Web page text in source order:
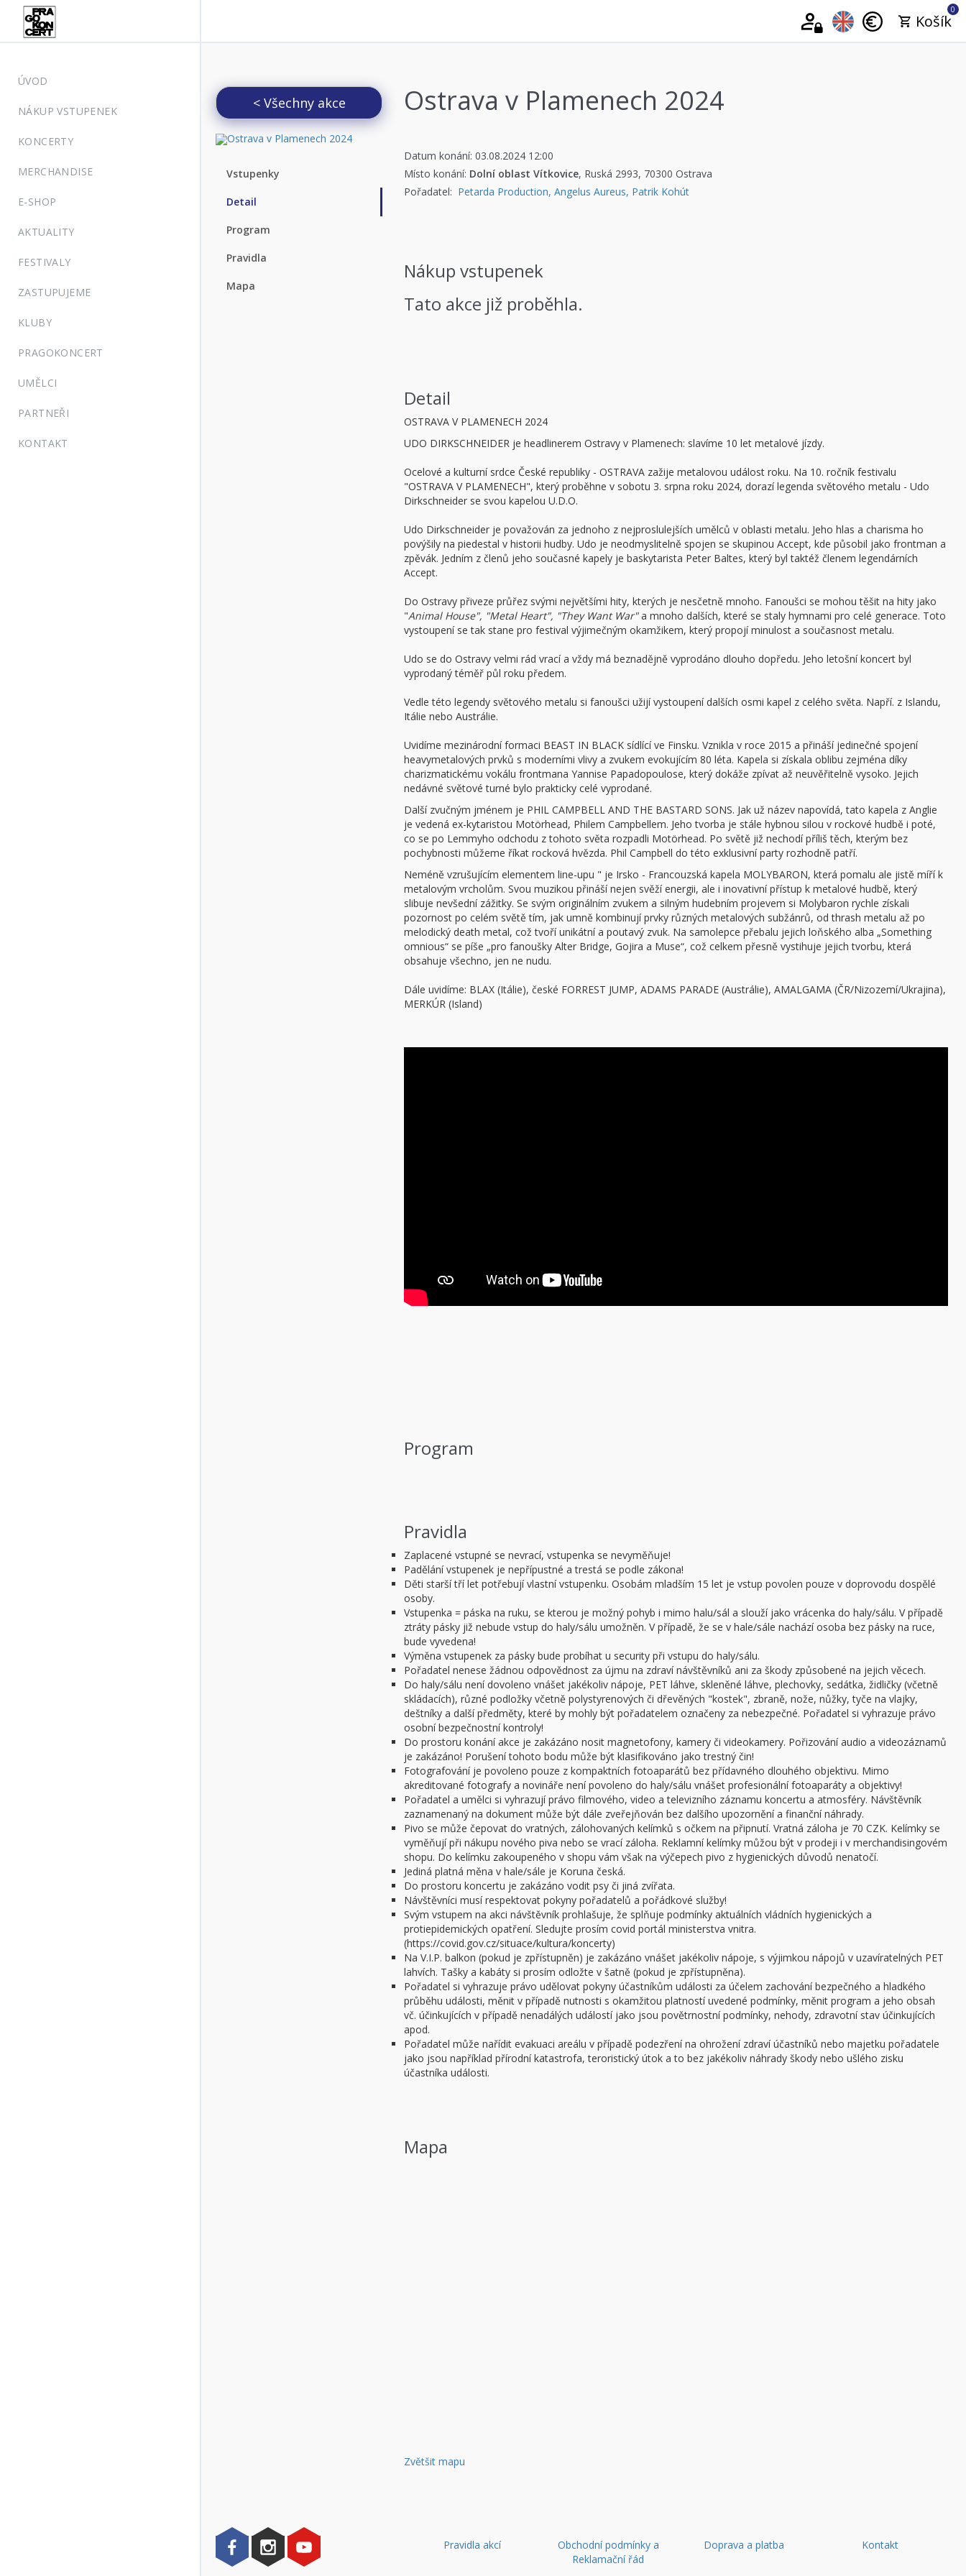
0
Košík
ÚVOD
NÁKUP VSTUPENEK
KONCERTY
MERCHANDISE
E-SHOP
AKTUALITY
FESTIVALY
ZASTUPUJEME
KLUBY
PRAGOKONCERT
UMĚLCI
PARTNEŘI
KONTAKT
< Všechny akce
Vstupenky
Detail
Program
Pravidla
Mapa
Ostrava v Plamenech 2024
Datum konání: 03.08.2024 12:00
Místo konání: Dolní oblast Vítkovice, Ruská 2993, 70300 Ostrava
Pořadatel: Petarda Production, Angelus Aureus, Patrik Kohút
Nákup vstupenek
Tato akce již proběhla.
Detail
OSTRAVA V PLAMENECH 2024
UDO DIRKSCHNEIDER je headlinerem Ostravy v Plamenech: slavíme 10 let metalové jízdy.
Ocelové a kulturní srdce České republiky - OSTRAVA zažije metalovou událost roku. Na 10. ročník festivalu
"OSTRAVA V PLAMENECH", který proběhne v sobotu 3. srpna roku 2024, dorazí legenda světového metalu - Udo
Dirkschneider se svou kapelou U.D.O.
Udo Dirkschneider je považován za jednoho z nejproslulejších umělců v oblasti metalu. Jeho hlas a charisma ho
povýšily na piedestal v historii hudby. Udo je neodmyslitelně spojen se skupinou Accept, kde působil jako frontman a
zpěvák. Jedním z členů jeho současné kapely je baskytarista Peter Baltes, který byl taktéž členem legendárních
Accept.
Do Ostravy přiveze průřez svými největšími hity, kterých je nesčetně mnoho. Fanoušci se mohou těšit na hity jako
"Animal House", "Metal Heart", "They Want War"a mnoho dalších, které se staly hymnami pro celé generace. Toto
vystoupení se tak stane pro festival výjimečným okamžikem, který propojí minulost a současnost metalu.
Udo se do Ostravy velmi rád vrací a vždy má beznadějně vyprodáno dlouho dopředu. Jeho letošní koncert byl
vyprodaný téměř půl roku předem.
Vedle této legendy světového metalu si fanoušci užijí vystoupení dalších osmi kapel z celého světa. Napří. z Islandu,
Itálie nebo Austrálie.
Uvidíme mezinárodní formaci BEAST IN BLACK sídlící ve Finsku. Vznikla v roce 2015 a přináší jedinečné spojení
heavymetalových prvků s moderními vlivy a zvukem evokujícím 80 léta. Kapela si získala oblibu zejména díky
charizmatickému vokálu frontmana Yannise Papadopoulose, který dokáže zpívat až neuvěřitelně vysoko. Jejich
nedávné světové turné bylo prakticky celé vyprodané.
Další zvučným jménem je PHIL CAMPBELL AND THE BASTARD SONS. Jak už název napovídá, tato kapela z Anglie
je vedená ex-kytaristou Motörhead, Philem Campbellem. Jeho tvorba je stále hybnou silou v rockové hudbě i poté,
co se po Lemmyho odchodu z tohoto světa rozpadli Motörhead. Po světě již nechodí příliš těch, kterým bez
pochybnosti můžeme říkat rocková hvězda. Phil Campbell do této exklusivní party rozhodně patří.
Neméně vzrušujícím elementem line-upu " je Irsko - Francouzská kapela MOLYBARON, která pomalu ale jistě míří k
metalovým vrcholům. Svou muzikou přináší nejen svěží energii, ale i inovativní přístup k metalové hudbě, který
slibuje nevšední zážitky. Se svým originálním zvukem a silným hudebním projevem si Molybaron rychle získali
pozornost po celém světě tím, jak umně kombinují prvky různých metalových subžánrů, od thrash metalu až po
melodický death metal, což tvoří unikátní a poutavý zvuk. Na samolepce přebalu jejich loňského alba „Something
omnious“ se píše „pro fanoušky Alter Bridge, Gojira a Muse“, což celkem přesně vystihuje jejich tvorbu, která
obsahuje všechno, jen ne nudu.
Dále uvidíme: BLAX (Itálie), české FORREST JUMP, ADAMS PARADE (Austrálie), AMALGAMA (ČR/Nizozemí/Ukrajina),
MERKÚR (Island)
Program
Pravidla
Zaplacené vstupné se nevrací, vstupenka se nevyměňuje!
Padělání vstupenek je nepřípustné a trestá se podle zákona!
Děti starší tří let potřebují vlastní vstupenku. Osobám mladším 15 let je vstup povolen pouze v doprovodu dospělé
osoby.
Vstupenka = páska na ruku, se kterou je možný pohyb i mimo halu/sál a slouží jako vrácenka do haly/sálu. V případě
ztráty pásky již nebude vstup do haly/sálu umožněn. V případě, že se v hale/sále nachází osoba bez pásky na ruce,
bude vyvedena!
Výměna vstupenek za pásky bude probíhat u security při vstupu do haly/sálu.
Pořadatel nenese žádnou odpovědnost za újmu na zdraví návštěvníků ani za škody způsobené na jejich věcech.
Do haly/sálu není dovoleno vnášet jakékoliv nápoje, PET láhve, skleněné láhve, plechovky, sedátka, židličky (včetně
skládacích), různé podložky včetně polystyrenových či dřevěných "kostek", zbraně, nože, nůžky, tyče na vlajky,
deštníky a další předměty, které by mohly být pořadatelem označeny za nebezpečné. Pořadatel si vyhrazuje právo
osobní bezpečnostní kontroly!
Do prostoru konání akce je zakázáno nosit magnetofony, kamery či videokamery. Pořizování audio a videozáznamů
je zakázáno! Porušení tohoto bodu může být klasifikováno jako trestný čin!
Fotografování je povoleno pouze z kompaktních fotoaparátů bez přídavného dlouhého objektivu. Mimo
akreditované fotografy a novináře není povoleno do haly/sálu vnášet profesionální fotoaparáty a objektivy!
Pořadatel a umělci si vyhrazují právo filmového, video a televizního záznamu koncertu a atmosféry. Návštěvník
zaznamenaný na dokument může být dále zveřejňován bez dalšího upozornění a finanční náhrady.
Pivo se může čepovat do vratných, zálohovaných kelímků s očkem na připnutí. Vratná záloha je 70 CZK. Kelímky se
vyměňují při nákupu nového piva nebo se vrací záloha. Reklamní kelímky můžou být v prodeji i v merchandisingovém
shopu. Do kelímku zakoupeného v shopu vám však na výčepech pivo z hygienických důvodů nenatočí.
Jediná platná měna v hale/sále je Koruna česká.
Do prostoru koncertu je zakázáno vodit psy či jiná zvířata.
Návštěvníci musí respektovat pokyny pořadatelů a pořádkové služby!
Svým vstupem na akci návštěvník prohlašuje, že splňuje podmínky aktuálních vládních hygienických a
protiepidemických opatření. Sledujte prosím covid portál ministerstva vnitra.
(https://covid.gov.cz/situace/kultura/koncerty)
Na V.I.P. balkon (pokud je zpřístupněn) je zakázáno vnášet jakékoliv nápoje, s výjimkou nápojů v uzavíratelných PET
lahvích. Tašky a kabáty si prosím odložte v šatně (pokud je zpřístupněna).
Pořadatel si vyhrazuje právo udělovat pokyny účastníkům události za účelem zachování bezpečného a hladkého
průběhu události, měnit v případě nutnosti s okamžitou platností uvedené podmínky, měnit program a jeho obsah
vč. účinkujících v případě nenadálých událostí jako jsou povětrnostní podmínky, nehody, zdravotní stav účinkujících
apod.
Pořadatel může nařídit evakuaci areálu v případě podezření na ohrožení zdraví účastníků nebo majetku pořadatele
jako jsou například přírodní katastrofa, teroristický útok a to bez jakékoliv náhrady škody nebo ušlého zisku
účastníka události.
Mapa
Zvětšit mapu
Pravidla akcí
Obchodní podmínky a
Reklamační řád
Doprava a platba Kontakt